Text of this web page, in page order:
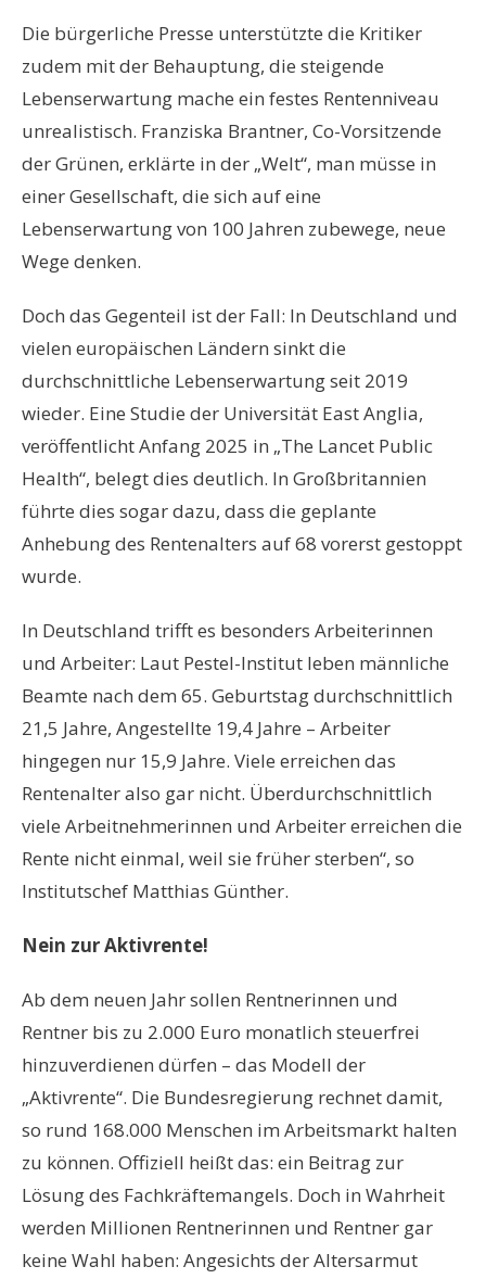
Die bürgerliche Presse unterstützte die Kritiker
zudem mit der Behauptung, die steigende
Lebenserwartung mache ein festes Rentenniveau
unrealistisch. Franziska Brantner, Co-Vorsitzende
der Grünen, erklärte in der „Welt“, man müsse in
einer Gesellschaft, die sich auf eine
Lebenserwartung von 100 Jahren zubewege, neue
Wege denken.
Doch das Gegenteil ist der Fall: In Deutschland und
vielen europäischen Ländern sinkt die
durchschnittliche Lebenserwartung seit 2019
wieder. Eine Studie der Universität East Anglia,
veröffentlicht Anfang 2025 in „The Lancet Public
Health“, belegt dies deutlich. In Großbritannien
führte dies sogar dazu, dass die geplante
Anhebung des Rentenalters auf 68 vorerst gestoppt
wurde.
In Deutschland trifft es besonders Arbeiterinnen
und Arbeiter: Laut Pestel-Institut leben männliche
Beamte nach dem 65. Geburtstag durchschnittlich
21,5 Jahre, Angestellte 19,4 Jahre – Arbeiter
hingegen nur 15,9 Jahre. Viele erreichen das
Rentenalter also gar nicht. Überdurchschnittlich
viele Arbeitnehmerinnen und Arbeiter erreichen die
Rente nicht einmal, weil sie früher sterben“, so
Institutschef Matthias Günther.
Nein zur Aktivrente!
Ab dem neuen Jahr sollen Rentnerinnen und
Rentner bis zu 2.000 Euro monatlich steuerfrei
hinzuverdienen dürfen – das Modell der
„Aktivrente“. Die Bundesregierung rechnet damit,
so rund 168.000 Menschen im Arbeitsmarkt halten
zu können. Offiziell heißt das: ein Beitrag zur
Lösung des Fachkräftemangels. Doch in Wahrheit
werden Millionen Rentnerinnen und Rentner gar
keine Wahl haben: Angesichts der Altersarmut